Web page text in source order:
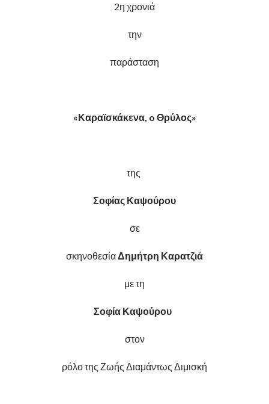
2η χρονιά
την
παράσταση
«Καραϊσκάκενα, o Θρύλος»
της
Σοφίας Καψούρου
σε
σκηνοθεσίαΔημήτρη Καρατζιά
με τη
Σοφία Καψούρου
στον
ρόλο της Ζωής Διαμάντως Διμισκή